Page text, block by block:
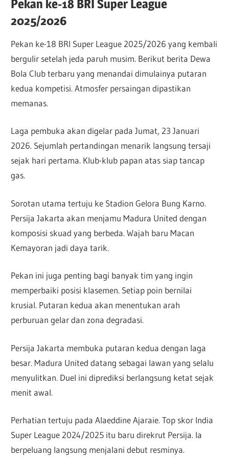
Pekan ke-18 BRI Super League
2025/2026
Pekan ke-18 BRI Super League 2025/2026 yang kembali
bergulir setelah jeda paruh musim. Berikut berita Dewa
Bola Club terbaru yang menandai dimulainya putaran
kedua kompetisi. Atmosfer persaingan dipastikan
memanas.
Laga pembuka akan digelar pada Jumat, 23 Januari
2026. Sejumlah pertandingan menarik langsung tersaji
sejak hari pertama. Klub-klub papan atas siap tancap
gas.
Sorotan utama tertuju ke Stadion Gelora Bung Karno.
Persija Jakarta akan menjamu Madura United dengan
komposisi skuad yang berbeda. Wajah baru Macan
Kemayoran jadi daya tarik.
Pekan ini juga penting bagi banyak tim yang ingin
memperbaiki posisi klasemen. Setiap poin bernilai
krusial. Putaran kedua akan menentukan arah
perburuan gelar dan zona degradasi.
Persija Jakarta membuka putaran kedua dengan laga
besar. Madura United datang sebagai lawan yang selalu
menyulitkan. Duel ini diprediksi berlangsung ketat sejak
menit awal.
Perhatian tertuju pada Alaeddine Ajaraie. Top skor India
Super League 2024/2025 itu baru direkrut Persija. Ia
berpeluang langsung menjalani debut resminya.